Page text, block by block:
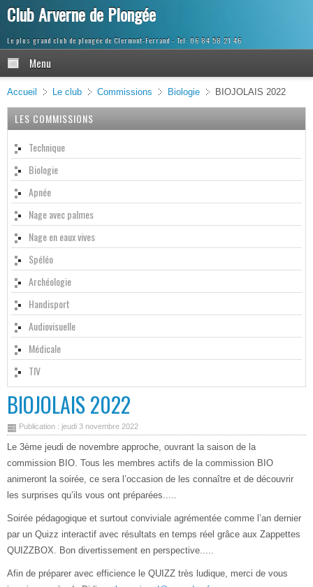
Club Arverne de Plongée
Le plus grand club de plongée de Clermont-Ferrand
Menu
Accueil Le club Commissions Biologie BIOJOLAIS 2022
LES COMMISSIONS
Technique
Biologie
Apnée
Nage avec palmes
Nage en eaux vives
Spéléo
Archéologie
Handisport
Audiovisuelle
Médicale
TIV
BIOJOLAIS 2022
Publication : jeudi 3 novembre 2022
Le 3ème jeudi de novembre approche, ouvrant la saison de la
commission BIO. Tous les membres actifs de la commission BIO
animeront la soirée, ce sera l’occasion de les connaître et de découvrir
les surprises qu’ils vous ont préparées.....
Soirée pédagogique et surtout conviviale agrémentée comme l’an dernier
par un Quizz interactif avec résultats en temps réel grâce aux Zappettes
QUIZZBOX. Bon divertissement en perspective.....
Afin de préparer avec efficience le QUIZZ très ludique, merci de vous